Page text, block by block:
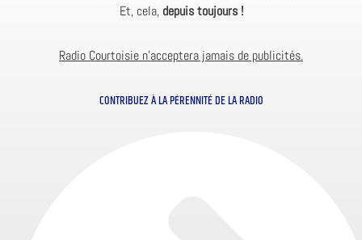
Et, cela, depuis toujours !
Radio Courtoisie n’acceptera jamais de publicités.
CONTRIBUEZ À LA PÉRENNITÉ DE LA RADIO